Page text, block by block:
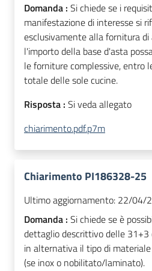
Domanda : Si chiede se i
manifestazione di interesse si
esclusivamente alla fornitura di
l'importo della base d'asta
le forniture complessive, entro
totale delle sole cucine.
Risposta : Si veda allegato
chiarimento.pdf.p7m
Chiarimento PI186328-25
Ultimo aggiornamento: 22/04/
Domanda : Si chiede se è
dettaglio descrittivo delle 31+3
in alternativa il tipo di
(se inox o nobilitato/laminato).